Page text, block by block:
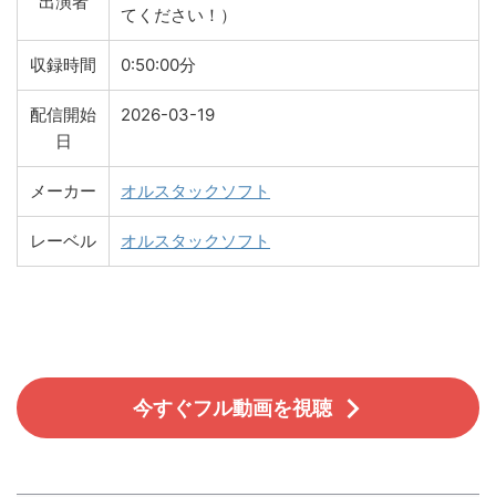
てください！）
収録時間 0:50:00分
配信開始
日
2026-03-19
メーカー オルスタックソフト
レーベル オルスタックソフト
今すぐフル動画を視聴